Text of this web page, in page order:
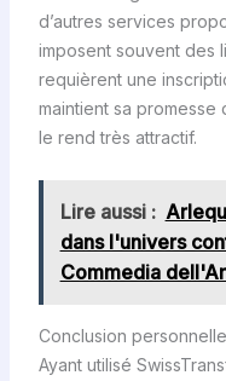
d’autres services
imposent souvent des
requièrent une
maintient sa promesse
le rend très attractif.
Lire aussi :
dans l'univers
Commedia
Conclusion personnelle
Ayant utilisé